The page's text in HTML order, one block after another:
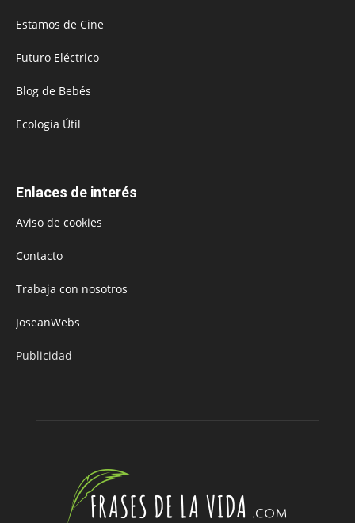
Estamos de Cine
Futuro Eléctrico
Blog de Bebés
Ecología Útil
Enlaces de interés
Aviso de cookies
Contacto
Trabaja con nosotros
JoseanWebs
Publicidad